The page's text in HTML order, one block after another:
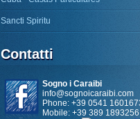
Sancti Spiritu
Contatti
Sogno i Caraibi
info@sognoicaraibi.com
Phone: +39 0541
Mobile: +39 389 1893256